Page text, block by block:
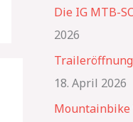
e
n
n
a
Die IG MTB-
2026
18. April 2026